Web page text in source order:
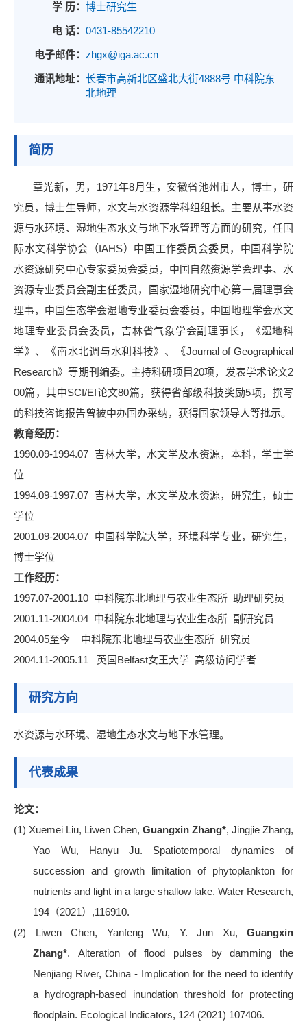
学 历： 博士研究生
电 话： 0431-85542210
电子邮件： zhgx@iga.ac.cn
通讯地址： 长春市高新北区盛北大街4888号 中科院东
北地理
简历
章光新，男，1971年8月生，安徽省池州市人，博士，研
究员，博士生导师，水文与水资源学科组组长。主要从事水资
源与水环境、湿地生态水文与地下水管理等方面的研究，任国
际水文科学协会（IAHS）中国工作委员会委员，中国科学院
水资源研究中心专家委员会委员，中国自然资源学会理事、水
资源专业委员会副主任委员，国家湿地研究中心第一届理事会
理事，中国生态学会湿地专业委员会委员，中国地理学会水文
地理专业委员会委员，吉林省气象学会副理事长，《湿地科
学》、《南水北调与水利科技》、《Journal of Geographical
Research》等期刊编委。主持科研项目20项，发表学术论文2
00篇，其中SCI/EI论文80篇，获得省部级科技奖励5项，撰写
的科技咨询报告曾被中办国办采纳，获得国家领导人等批示。
教育经历：
1990.09-1994.07 吉林大学，水文学及水资源，本科，学士学
位
1994.09-1997.07 吉林大学，水文学及水资源，研究生，硕士
学位
2001.09-2004.07 中国科学院大学，环境科学专业，研究生，
博士学位
工作经历：
1997.07-2001.10 中科院东北地理与农业生态所 助理研究员
2001.11-2004.04 中科院东北地理与农业生态所 副研究员
2004.05至今 中科院东北地理与农业生态所 研究员
2004.11-2005.11 英国Belfast女王大学 高级访问学者
研究方向
水资源与水环境、湿地生态水文与地下水管理。
代表成果
论文：
(1) Xuemei Liu, Liwen Chen, Guangxin Zhang*, Jingjie Zhang,
Yao Wu, Hanyu Ju. Spatiotemporal dynamics of
succession and growth limitation of phytoplankton for
nutrients and light in a large shallow lake. Water Research,
194 （2021） ,116910.
(2) Liwen Chen, Yanfeng Wu, Y. Jun Xu, Guangxin
Zhang*. Alteration of flood pulses by damming the
Nenjiang River, China - Implication for the need to identify
a hydrograph-based inundation threshold for protecting
floodplain. Ecological Indicators, 124 (2021) 107406.